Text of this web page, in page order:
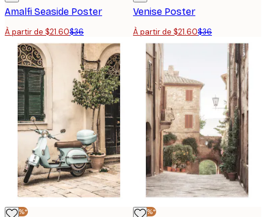
Amalfi Seaside Poster
À partir de $21.60$36
Venise Poster
À partir de $21.60$36
-40%* -40%*